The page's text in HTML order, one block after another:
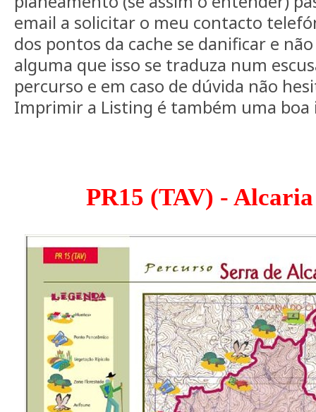
email a solicitar o meu contacto
dos pontos da cache se danificar e
alguma que isso se traduza num
percurso e em caso de dúvida não
Imprimir a Listing é também uma boa
PR15 (TAV) -